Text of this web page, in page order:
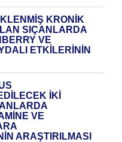
KRONİK
SIÇANLARDA
VE
ETKİLERİNİN
İKİ
VE
ARAŞTIRILMASI